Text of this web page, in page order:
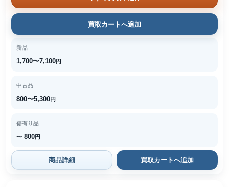
買取カートへ追加
新品
1,700〜7,100円
中古品
800〜5,300円
傷有り品
〜 800円
商品詳細 買取カートへ追加